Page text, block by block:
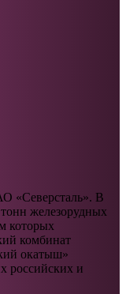
«Северсталь». В
железорудных
которых
комбинат
окатыш»
российских и